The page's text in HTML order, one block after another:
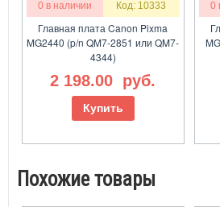
0 в наличии Код: 10333
Главная плата Canon Pixma
MG2440 (p/n QM7-2851 или QM7-
4344)
2 198.00 руб.
Купить
0
Похожие товары